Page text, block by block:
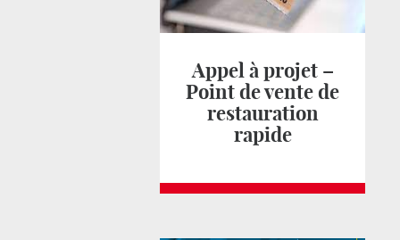
Appel à projet –
Point de vente de
restauration
rapide